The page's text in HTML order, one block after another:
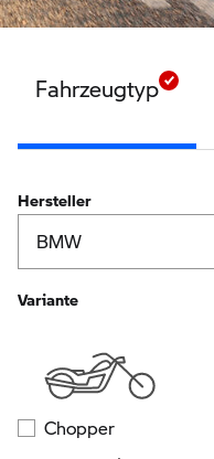
Fahrzeugtyp
Hersteller
Variante
Chopper